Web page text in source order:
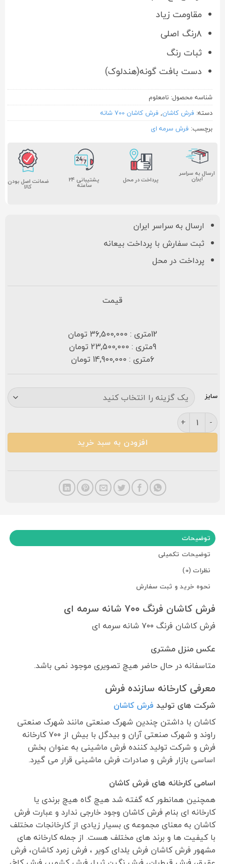
مقاومت زیاد
۸رنگ اصلی
ثبات رنگ
دست بافت گونه(هندلوک)
شناسه محصول: نامعلوم
دسته: فرش کاشان, فرش کاشان 700 شانه
برچسب: فرش سرمه ای
ارسال به سراسر
ایران پرداخت در محل پشتیبانی ۲۴
ساعته ضمانت اصل بودن
کالا
ارسال به سراسر ایران
ثبت سفارش با پرداخت بیعانه
پرداخت در محل
قیمت
12متری : 36,500,000 تومان
9متری : 23,500,000 تومان
6متری : 14,900,000 تومان
سایز
فرش کاشان فرنگ ۷۰۰ شانه سرمه ای عدد
افزودن به سبد خرید
توضیحات
توضیحات تکمیلی
نظرات (0)
نحوه خرید و ثبت سفارش
فرش کاشان فرنگ ۷۰۰ شانه سرمه ای
فرش کاشان فرنگ ۷۰۰ شانه سرمه ای
عکس منزل مشتری
متاسفانه در حال حاضر هیچ تصویری موجود نمی باشد.
معرفی کارخانه سازنده فرش
شرکت های تولید فرش کاشان
کاشان با داشتن چندین شهرک صنعتی مانند شهرک صنعتی
راوند و شهرک صنعتی آران و بیدگل با بیش از ۷۰۰ کارخانه
فرش و شرکت تولید کننده فرش ماشینی به عنوان بخش
اساسی بازار فرش و صادرات فرش ماشینی قرار می گیرد.
اسامی کارخانه های فرش کاشان
همچنین همانطور که گفته شد هیچ گاه هیچ برندی یا
کارخانه ای بنام فرش کاشان وجود خارجی ندارد و عبارت فرش
کاشان به معنای مجموعه ی بسیار زیادی از کارخانجات مختلف
با کیفیت ها و برند های مختلف هست. از جمله کارخانه های
مشهور فرش کاشان فرش یلدای کویر ، فرش زمرد کاشان، فرش